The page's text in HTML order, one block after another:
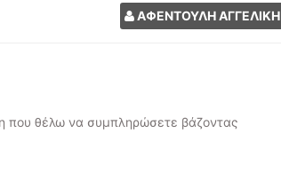
ΑΦΕΝΤΟΥΛΗ ΑΓΓΕΛΙΚΗ
που θέλω να συμπληρώσετε βάζοντας